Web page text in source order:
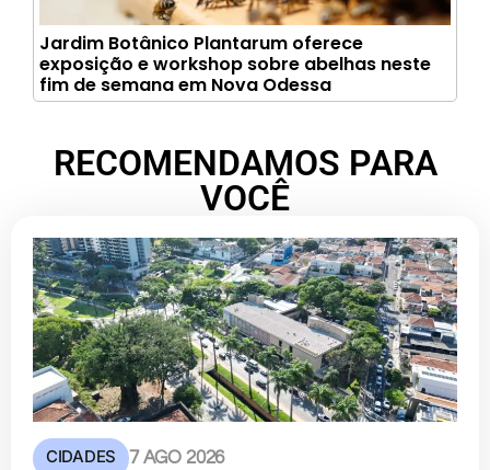
Jardim Botânico Plantarum oferece
exposição e workshop sobre abelhas neste
fim de semana em Nova Odessa
RECOMENDAMOS PARA
VOCÊ
CIDADES 7 AGO 2026